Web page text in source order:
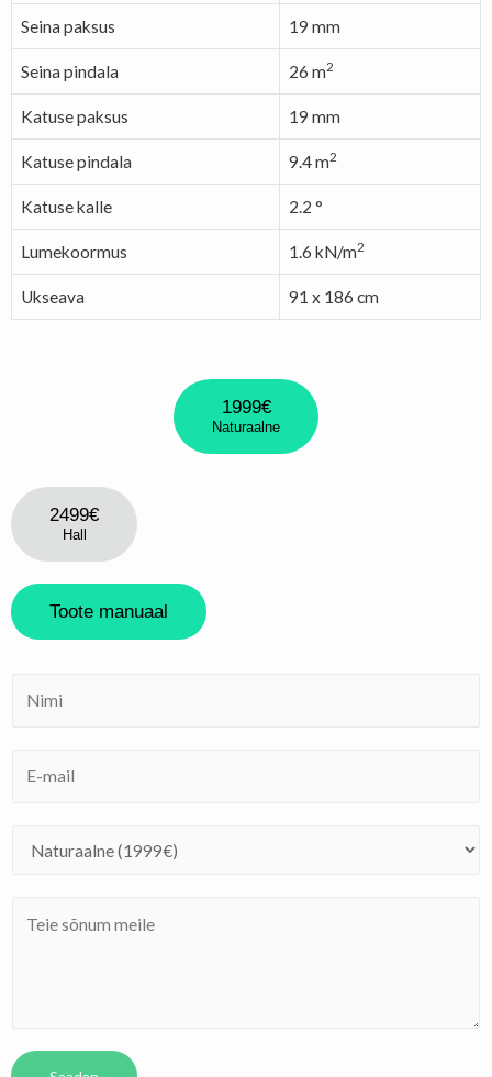
Seina paksus 19 mm
Seina pindala 26 m2
Katuse paksus 19 mm
Katuse pindala 9.4 m2
Katuse kalle 2.2 °
Lumekoormus 1.6 kN/m2
Ukseava 91 x 186 cm
1999€
Naturaalne
2499€
Hall
Toote manuaal